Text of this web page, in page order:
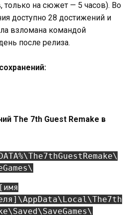
только на сюжет — 5 часов). Во
доступно 28 достижений и
взломана командой
после релиза.
The 7th Guest Remake в